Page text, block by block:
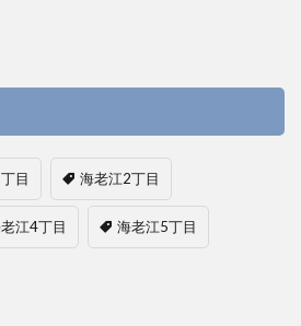
目 海老江2丁目
江4丁目 海老江5丁目